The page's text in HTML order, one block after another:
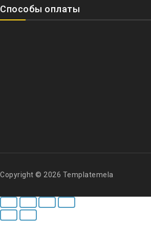
Способы оплаты
Copyright © 2026 Templatemela